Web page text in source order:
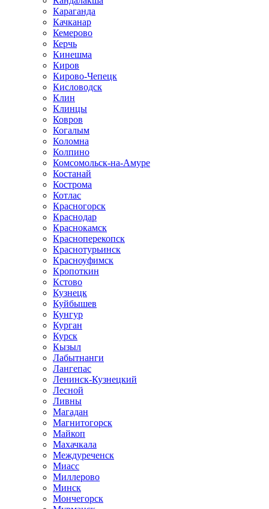
Караганда
Качканар
Кемерово
Керчь
Кинешма
Киров
Кирово-Чепецк
Кисловодск
Клин
Клинцы
Ковров
Когалым
Коломна
Колпино
Комсомольск-на-Амуре
Костанай
Кострома
Котлас
Красногорск
Краснодар
Краснокамск
Красноперекопск
Краснотурьинск
Красноуфимск
Кропоткин
Кстово
Кузнецк
Куйбышев
Кунгур
Курган
Курск
Кызыл
Лабытнанги
Лангепас
Ленинск-Кузнецкий
Лесной
Ливны
Магадан
Магнитогорск
Майкоп
Махачкала
Междуреченск
Миасс
Миллерово
Минск
Мончегорск